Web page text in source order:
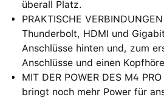
überall Platz.
PRAKTISCHE
Thunderbolt, HDMI und
Anschlüsse hinten und, zum
Anschlüsse und einen
MIT DER POWER DES M4
bringt noch mehr Power für